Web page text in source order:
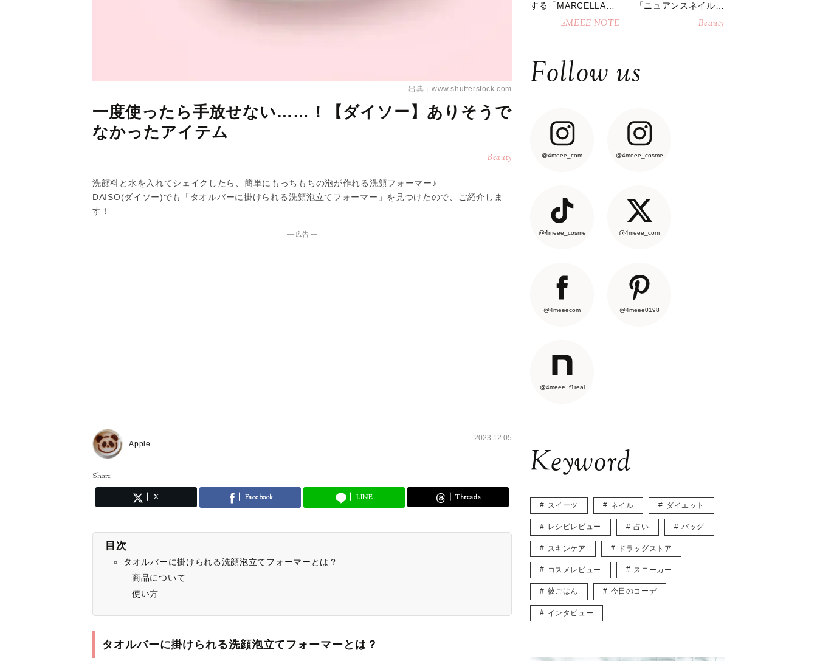
出典：www.shutterstock.com
一度使ったら手放せない……！【ダイソー】ありそうで
なかったアイテム
Beauty
洗顔料と水を入れてシェイクしたら、簡単にもっちもちの泡が作れる洗顔フォーマー♪
DAISO(ダイソー)でも「タオルバーに掛けられる洗顔泡立てフォーマー」を見つけたので、ご紹介しま
す！
― 広告 ―
Apple
2023.12.05
Share
X Facebook LINE Threads
目次
タオルバーに掛けられる洗顔泡立てフォーマーとは？
商品について
使い方
タオルバーに掛けられる洗顔泡立てフォーマーとは？
する「MARCELLAト
ートバッグ」4MEEE NOTE
「ニュアンスネイル」
Beauty
Follow us
@4meee_com @4meee_cosme
@4meee_cosme @4meee_com
@4meeecom @4meee0198
@4meee_f1real
Keyword
スイーツ ネイル ダイエット
レシピレビュー 占い バッグ
スキンケア ドラッグストア
コスメレビュー スニーカー
彼ごはん 今日のコーデ
インタビュー